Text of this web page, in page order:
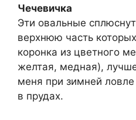
Чечевичка
Эти овальные
верхнюю часть
коронка из цветного
желтая, медная),
меня при зимней
в прудах.